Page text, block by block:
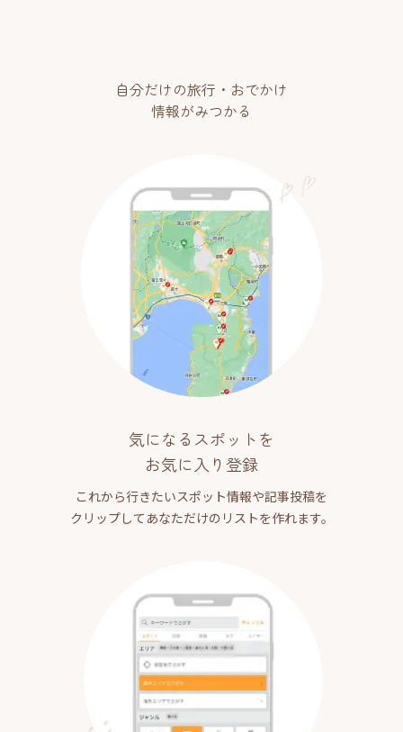
自分だけの旅行・おでかけ
情報がみつかる
気になるスポットを
お気に入り登録
これから行きたいスポット情報や記事投稿を
クリップしてあなただけのリストを作れます。